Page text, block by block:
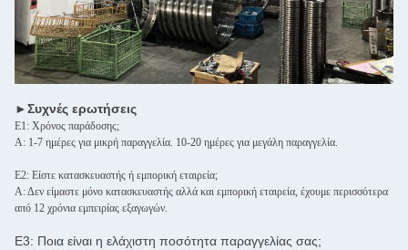
►Συχνές ερωτήσεις
Ε1: Χρόνος παράδοσης;
Α: 1-7 ημέρες για μικρή παραγγελία. 10-20 ημέρες για μεγάλη παραγγελία.
Ε2: Είστε κατασκευαστής ή εμπορική εταιρεία;
Α: Δεν είμαστε μόνο κατασκευαστής αλλά και εμπορική εταιρεία, έχουμε περισσότερα
από 12 χρόνια εμπειρίας εξαγωγών.
Ε3: Ποια είναι η ελάχιστη ποσότητα παραγγελίας σας;